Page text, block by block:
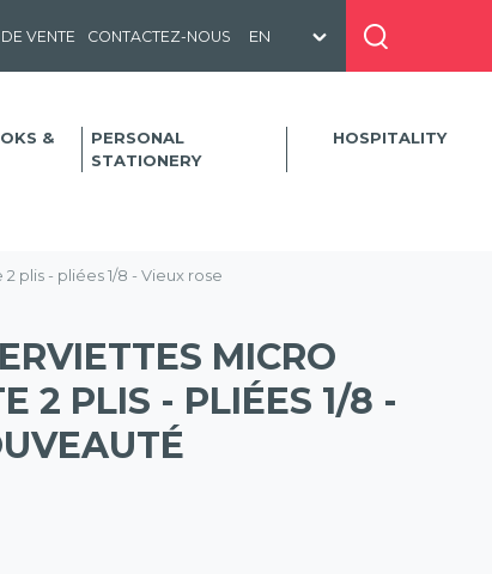
VENTE CONTACTEZ-NOUS
&
PERSONAL
STATIONERY
HOSPITALITY
plis - pliées 1/8 - Vieux rose
MICRO
2 PLIS - PLIÉES 1/8 -